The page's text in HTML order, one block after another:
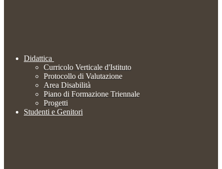
Didattica
Curricolo Verticale d'Istituto
Protocollo di Valutazione
Area Disabilità
Piano di Formazione Triennale
Progetti
Studenti e Genitori